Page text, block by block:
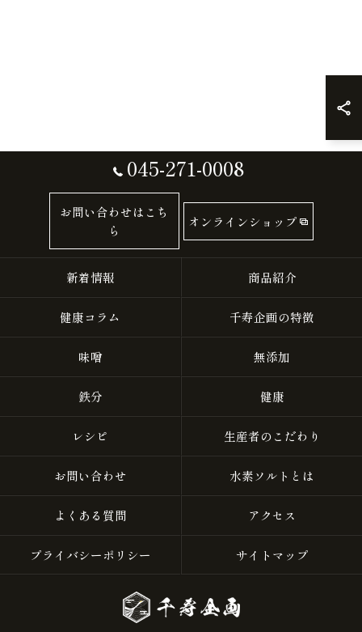
045-271-0008
お問い合わせはこち
ら
オンラインショップ
新着情報 商品紹介
健康コラム 千寿企画の特徴
味噌 無添加
鉄分 健康
レシピ 生産者のこだわり
お問い合わせ 水素ソルトとは
よくある質問 アクセス
プライバシーポリシー サイトマップ